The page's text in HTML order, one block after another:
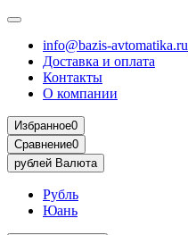
info@bazis-avtomatika.ru
Доставка и оплата
Контакты
О компании
Избранное0
Сравнение0
рублей Валюта
Рубль
Юань